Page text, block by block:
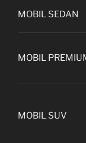
MOBIL SEDAN
MOBIL
MOBIL SUV